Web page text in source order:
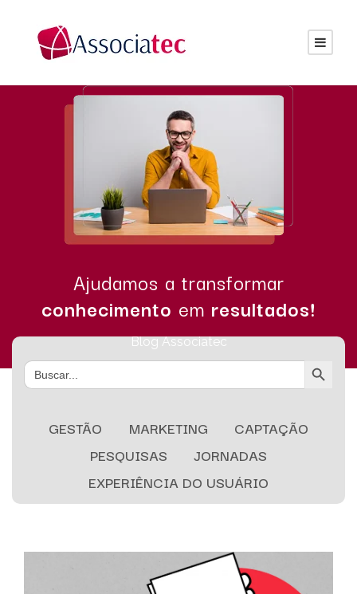
Ajudamos a transformar
conhecimento em resultados!
Blog Associatec
Search
for:
Search Button
GESTÃO MARKETING
CAPTAÇÃO
PESQUISAS
JORNADAS
EXPERIÊNCIA DO USUÁRIO